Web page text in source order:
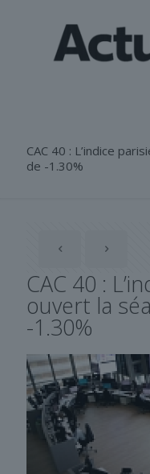
CAC 40 : L’indice
de -1.30%
CAC 40 :
ouvert la
-1.30%